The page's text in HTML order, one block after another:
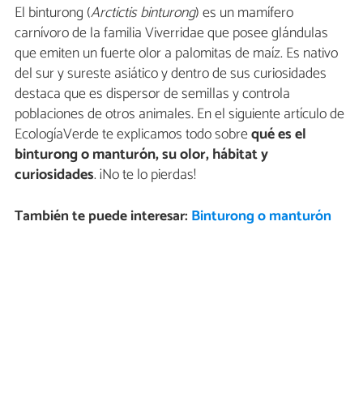
El binturong (Arctictis binturong) es un mamífero
carnívoro de la familia Viverridae que posee glándulas
que emiten un fuerte olor a palomitas de maíz. Es nativo
del sur y sureste asiático y dentro de sus curiosidades
destaca que es dispersor de semillas y controla
poblaciones de otros animales. En el siguiente artículo de
EcologíaVerde te explicamos todo sobrequé es el
binturong o manturón, su olor, hábitat y
curiosidades. ¡No te lo pierdas!
También te puede interesar: Binturong o manturón